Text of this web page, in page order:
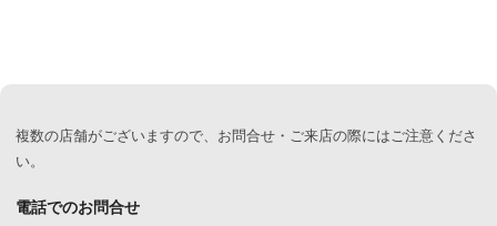
複数の店舗がございますので、お問合せ・ご来店の際にはご注意くださ
い。
電話でのお問合せ